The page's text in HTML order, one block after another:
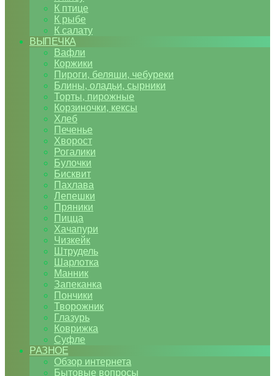
К птице
К рыбе
К салату
ВЫПЕЧКА
Вафли
Коржики
Пироги, беляши, чебуреки
Блины, оладьи, сырники
Торты, пирожные
Корзиночки, кексы
Хлеб
Печенье
Хворост
Рогалики
Булочки
Бисквит
Пахлава
Лепешки
Пряники
Пицца
Хачапури
Чизкейк
Штрудель
Шарлотка
Манник
Запеканка
Пончики
Творожник
Глазурь
Коврижка
Суфле
РАЗНОЕ
Обзор интернета
Бытовые вопросы